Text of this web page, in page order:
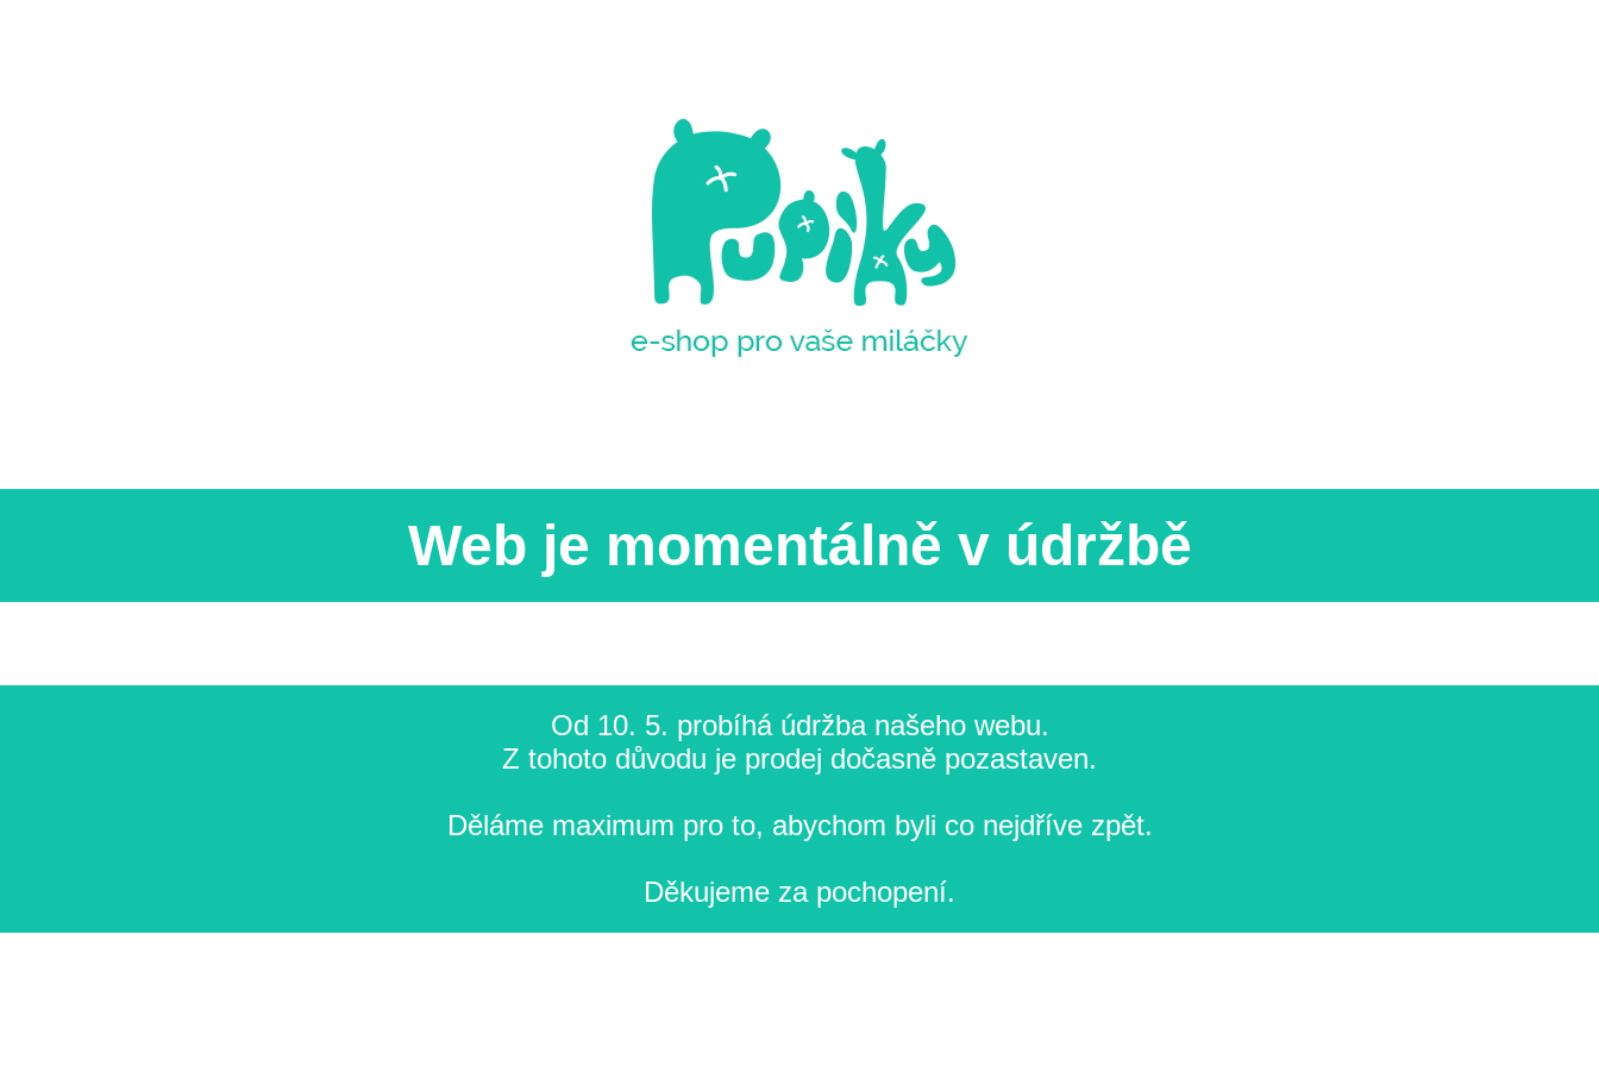
Web je momentálně v údržbě
Od 10. 5. probíhá údržba našeho webu.
Z tohoto důvodu je prodej dočasně pozastaven.
Děláme maximum pro to, abychom byli co nejdříve zpět.
Děkujeme za pochopení.